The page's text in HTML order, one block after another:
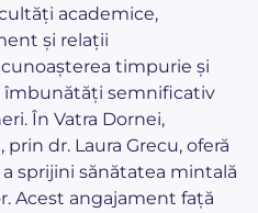
academice,
și relații
timpurie și
semnificativ
În Vatra Dornei,
dr. Laura Grecu, oferă
sprijini sănătatea mintală
Acest angajament față